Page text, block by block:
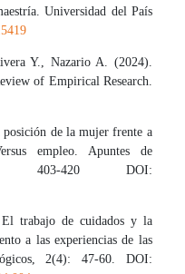
Universidad del País
Y., Nazario A. (2024).
of Empirical Research.
de la mujer frente a
empleo. Apuntes de
403-420 DOI:
trabajo de cuidados y la
a las experiencias de las
2(4): 47-60. DOI: